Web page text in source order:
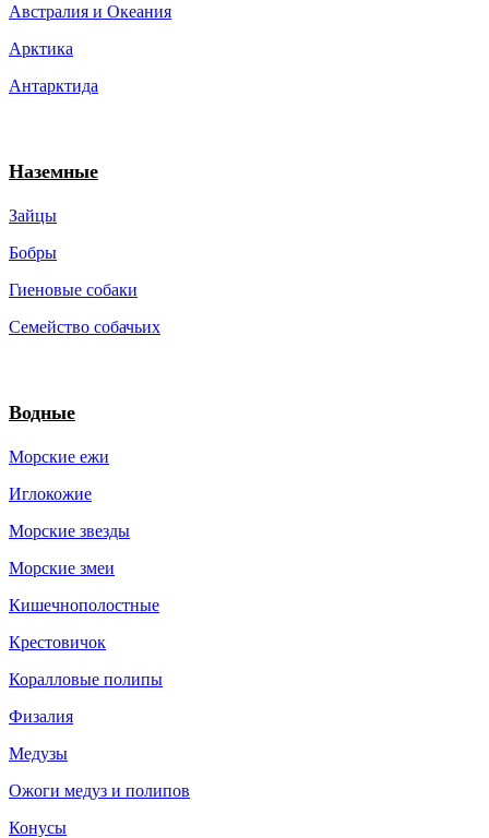
Австралия и Океания
Арктика
Антарктида
Наземные
Зайцы
Бобры
Гиеновые собаки
Семейство собачьих
Водные
Морские ежи
Иглокожие
Морские звезды
Морские змеи
Кишечнополостные
Крестовичок
Коралловые полипы
Физалия
Медузы
Ожоги медуз и полипов
Конусы